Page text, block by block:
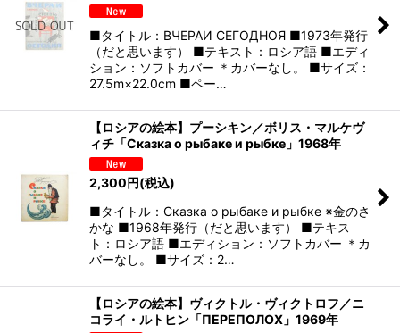
■タイトル：ВЧЕРАИ СЕГОДНОЯ ■1973年発行
（だと思います） ■テキスト：ロシア語 ■エディ
ション：ソフトカバー ＊カバーなし。 ■サイズ：
27.5m×22.0cm ■ペー…
【ロシアの絵本】プーシキン／ボリス・マルケヴ
ィチ「Сказка о рыбаке и рыбке」1968年
2,300円(税込)
■タイトル：Сказка о рыбаке и рыбке ※金のさ
かな ■1968年発行（だと思います） ■テキス
ト：ロシア語 ■エディション：ソフトカバー ＊カ
バーなし。 ■サイズ：2…
【ロシアの絵本】ヴィクトル・ヴィクトロフ／ニ
コライ・ルトヒン「ПЕРЕПОЛОХ」1969年